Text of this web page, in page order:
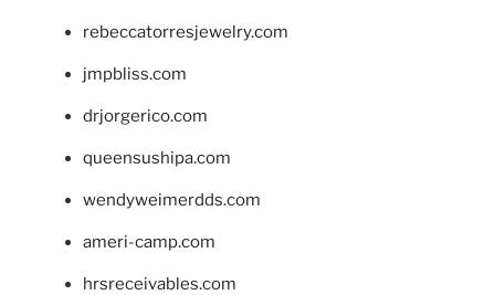
rebeccatorresjewelry.com
jmpbliss.com
drjorgerico.com
queensushipa.com
wendyweimerdds.com
ameri-camp.com
hrsreceivables.com